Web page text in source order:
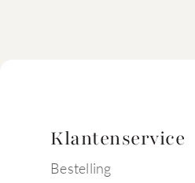
Klantenservice
Bestelling